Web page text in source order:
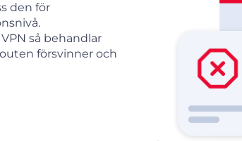
den för
så behandlar
försvinner och